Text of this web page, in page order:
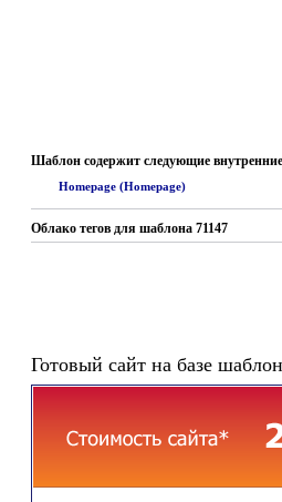
Шаблон содержит следующие
Homepage (Homepage)
Облако тегов для шаблона 71147
Готовый сайт на базе